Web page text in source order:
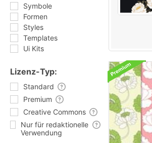
Symbole
Formen
Styles
Templates
Ui Kits
Lizenz-Typ:
Standard
Premium
Creative Commons
Nur für redaktionelle
Verwendung